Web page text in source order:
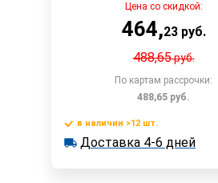
Цена со скидкой:
464,23руб.
488,65руб.
По картам рассрочки:
488,65 руб.
В корзину
в наличии >12 шт.
в наличии >12 шт.
Доставка 4-6 дней